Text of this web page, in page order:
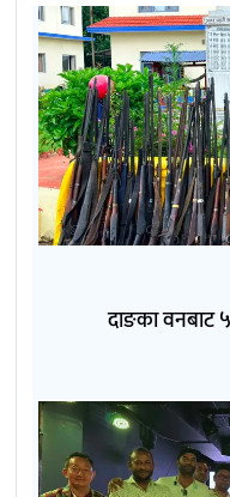
दाङका वनबाट